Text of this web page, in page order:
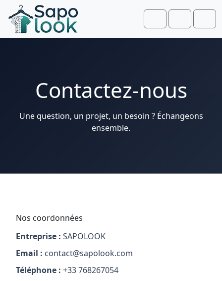
Aller au contenu
Skip to footer
Account
Cart
Contactez-nous
Une question, un projet, un besoin ? Échangeons
ensemble.
Nos coordonnées
Entreprise : SAPOLOOK
Email : contact@sapolook.com
Téléphone : +33 768267054